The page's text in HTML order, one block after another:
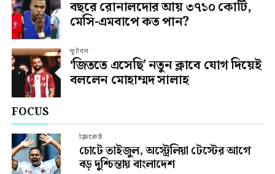
বছরে রোনালদোর আয় ৩৭১০ কোটি,
মেসি-এমবাপে কত পান?
ফুটবল
‘জিততে এসেছি’ নতুন ক্লাবে যোগ দিয়েই
বললেন মোহাম্মদ সালাহ
FOCUS
ক্রিকেট
চোটে তাইজুল, অস্ট্রেলিয়া টেস্টের আগে
বড় দুশ্চিন্তায় বাংলাদেশ